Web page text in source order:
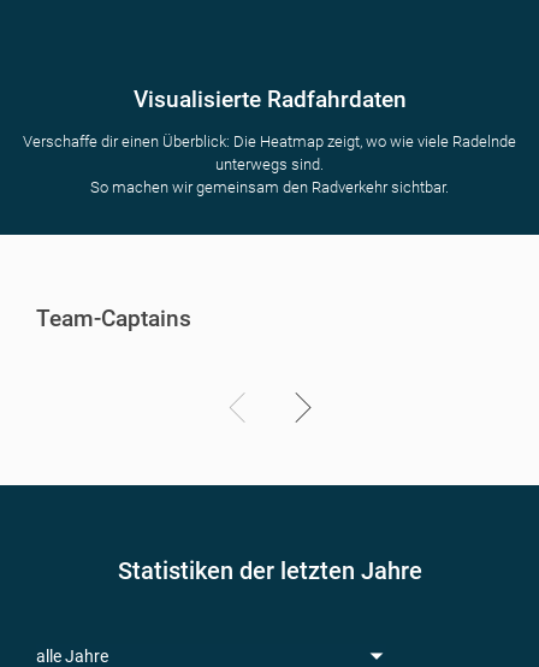
Visualisierte Radfahrdaten
Verschaffe dir einen Überblick: Die Heatmap zeigt, wo wie viele Radelnde
unterwegs sind.
So machen wir gemeinsam den Radverkehr sichtbar.
Team-Captains
Statistiken der letzten Jahre
alle Jahre